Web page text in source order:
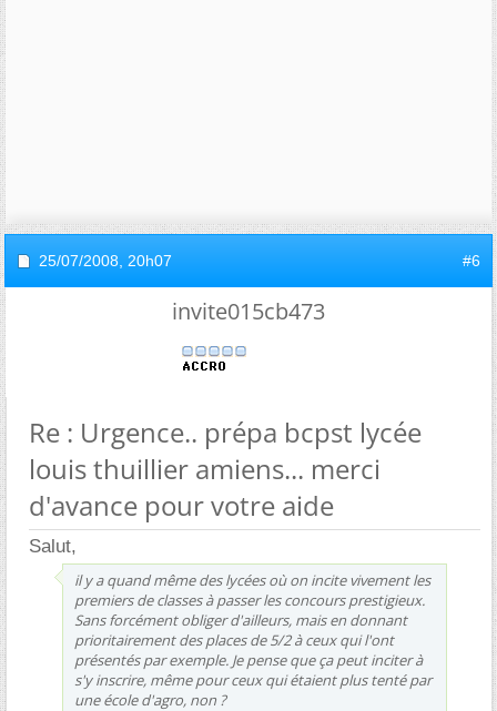
25/07/2008, 20h07 #6
invite015cb473
Re : Urgence.. prépa bcpst lycée
louis thuillier amiens... merci
d'avance pour votre aide
Salut,
il y a quand même des lycées où on incite vivement les
premiers de classes à passer les concours prestigieux.
Sans forcément obliger d'ailleurs, mais en donnant
prioritairement des places de 5/2 à ceux qui l'ont
présentés par exemple. Je pense que ça peut inciter à
s'y inscrire, même pour ceux qui étaient plus tenté par
une école d'agro, non ?